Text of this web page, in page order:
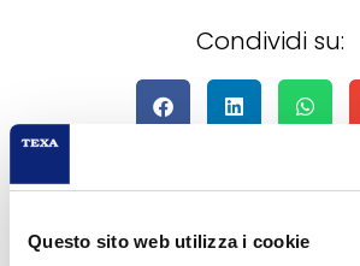
Questo sito web utilizza i cookie
Condividi su: